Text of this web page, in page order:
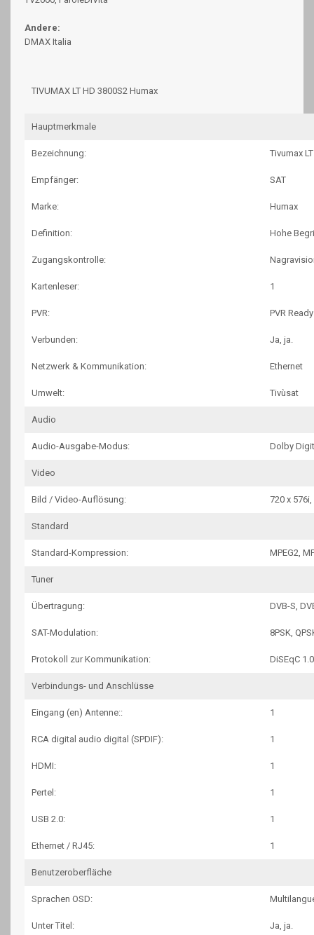
Andere:
DMAX Italia
TIVUMAX LT HD 3800S2 Humax
Hauptmerkmale
Bezeichnung: Tivumax
Empfänger: SAT
Marke: Humax
Definition: Hohe
Zugangskontrolle:
Kartenleser: 1
PVR: PVR Ready
Verbunden: Ja, ja.
Netzwerk & Kommunikation: Ethernet
Umwelt: Tivùsat
Audio
Audio-Ausgabe-Modus: Dolby
Video
Bild / Video-Auflösung: 720 x
Standard
Standard-Kompression: MPEG2,
Tuner
Übertragung: DVB-S,
SAT-Modulation: 8PSK,
Protokoll zur Kommunikation: DiSEqC
Verbindungs- und Anschlüsse
Eingang (en) Antenne:: 1
RCA digital audio digital (SPDIF): 1
HDMI: 1
Pertel: 1
USB 2.0: 1
Ethernet / RJ45: 1
Benutzeroberfläche
Sprachen OSD:
Unter Titel: Ja, ja.